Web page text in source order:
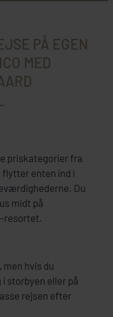
PÅ EGEN
MED
priskategorier fra
enten ind i
Du
midt på
resortet.
hvis du
storbyen eller på
rejsen efter